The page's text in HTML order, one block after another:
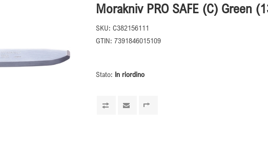
Morakniv PRO SAFE (C) Green
SKU: C382156111
GTIN: 7391846015109
Stato: In riordino